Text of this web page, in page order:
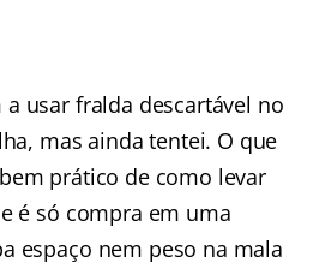
a usar fralda descartável no
mas ainda tentei. O que
prático de como levar
é só compra em uma
espaço nem peso na mala